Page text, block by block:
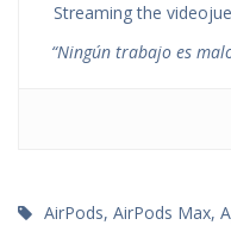
Streaming the
“Ningún trabajo es
AirPods, AirPods Max,